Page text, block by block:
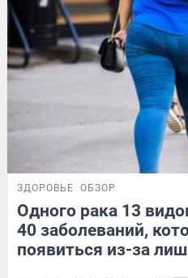
ЗДОРОВЬЕ ОБЗОР
Одного рака 13
40 заболеваний,
появиться из-за